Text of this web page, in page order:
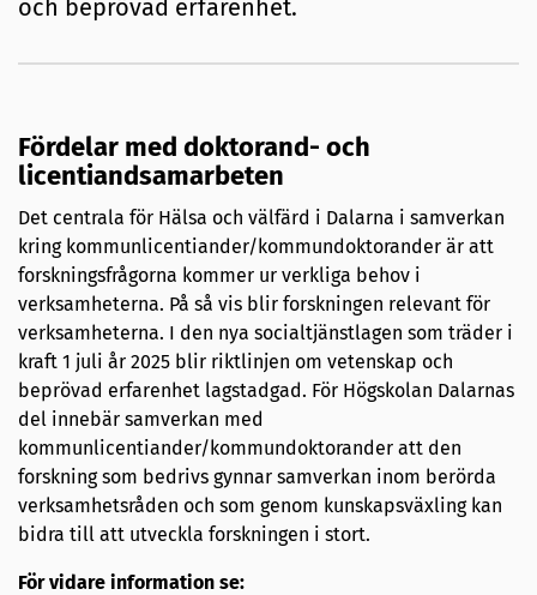
och beprövad erfarenhet.
Fördelar med doktorand- och
licentiandsamarbeten
Det centrala för Hälsa och välfärd i Dalarna i samverkan
kring kommunlicentiander/kommundoktorander är att
forskningsfrågorna kommer ur verkliga behov i
verksamheterna. På så vis blir forskningen relevant för
verksamheterna. I den nya socialtjänstlagen som träder i
kraft 1 juli år 2025 blir riktlinjen om vetenskap och
beprövad erfarenhet lagstadgad. För Högskolan Dalarnas
del innebär samverkan med
kommunlicentiander/kommundoktorander att den
forskning som bedrivs gynnar samverkan inom berörda
verksamhetsråden och som genom kunskapsväxling kan
bidra till att utveckla forskningen i stort.
För vidare information se: